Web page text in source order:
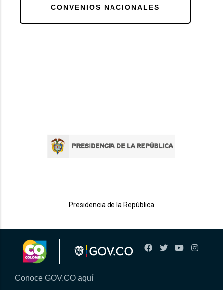
CONVENIOS NACIONALES
Presidencia de la República
Conoce GOV.CO aquí